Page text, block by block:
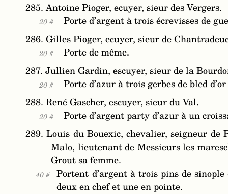
285. Antoine Pioger, ecuyer, sieur des Vergers.
20 #
Porte d’argent à trois écrevisses de
286. Gilles Pioger, ecuyer, sieur de
20 #
Porte de même.
287. Jullien Gardin, escuyer, sieur de la
20 #
Porte d’azur à trois gerbes de bled
288. René Gascher, escuyer, sieur du Val.
20 #
Porte d’argent party d’azur à un
289. Louis du Bouexic, chevalier, seigneur de
Malo, lieutenant de Messieurs les
Grout sa femme.
40 #
Portent d’argent à trois pins de
deux en chef et une en pointe.